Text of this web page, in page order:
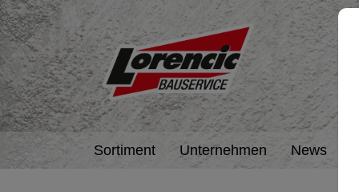
Sortiment Unternehmen News